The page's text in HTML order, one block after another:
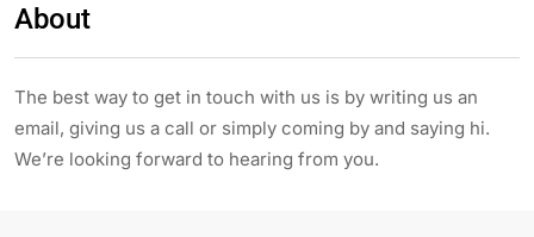
About
The best way to get in touch with us is by writing us an
email, giving us a call or simply coming by and saying hi.
We’re looking forward to hearing from you.